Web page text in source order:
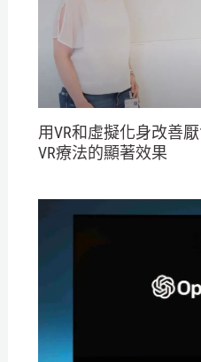
用VR和虛擬化身改善
VR療法的顯著效果